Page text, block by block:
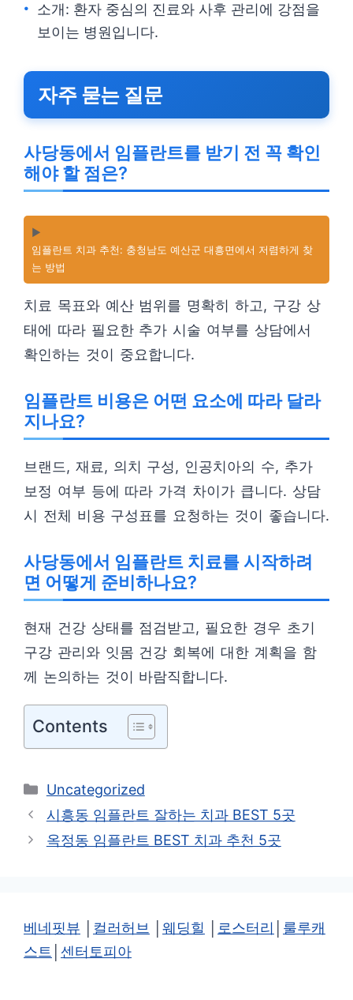
소개: 환자 중심의 진료와 사후 관리에 강점을
보이는 병원입니다.
자주 묻는 질문
사당동에서 임플란트를 받기 전 꼭 확인
해야 할 점은?
▶️
임플란트 치과 추천: 충청남도 예산군 대흥면에서 저렴하게 찾
는 방법
치료 목표와 예산 범위를 명확히 하고, 구강 상
태에 따라 필요한 추가 시술 여부를 상담에서
확인하는 것이 중요합니다.
임플란트 비용은 어떤 요소에 따라 달라
지나요?
브랜드, 재료, 의치 구성, 인공치아의 수, 추가
보정 여부 등에 따라 가격 차이가 큽니다. 상담
시 전체 비용 구성표를 요청하는 것이 좋습니다.
사당동에서 임플란트 치료를 시작하려
면 어떻게 준비하나요?
현재 건강 상태를 점검받고, 필요한 경우 초기
구강 관리와 잇몸 건강 회복에 대한 계획을 함
께 논의하는 것이 바람직합니다.
Contents
카
테
리
Uncategorized
시흥동 임플란트 잘하는 치과 BEST 5곳
옥정동 임플란트 BEST 치과 추천 5곳
베네핏뷰 컬러허브 웨딩힐 로스터리
룰루캐
스트
센터토피아